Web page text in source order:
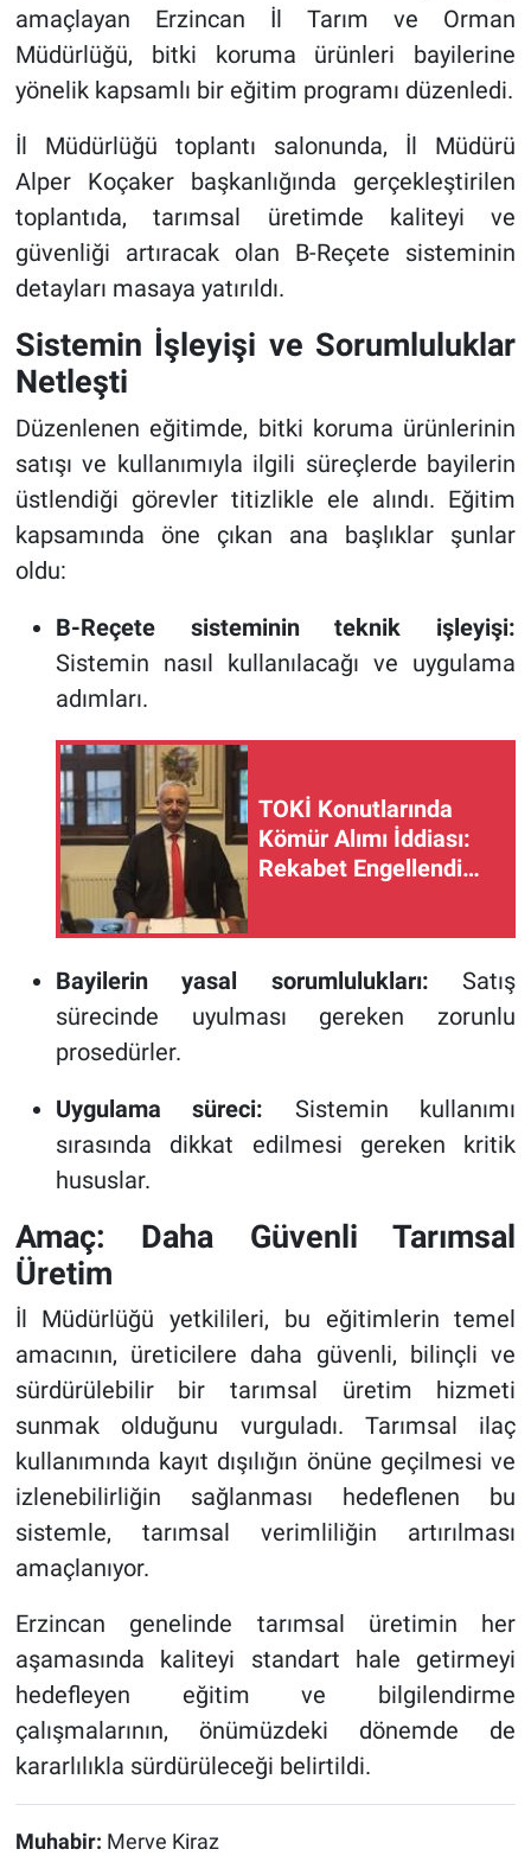
amaçlayan Erzincan İl Tarım ve Orman
Müdürlüğü, bitki koruma ürünleri bayilerine
yönelik kapsamlı bir eğitim programı düzenledi.
İl Müdürlüğü toplantı salonunda, İl Müdürü
Alper Koçaker başkanlığında gerçekleştirilen
toplantıda, tarımsal üretimde kaliteyi ve
güvenliği artıracak olan B-Reçete sisteminin
detayları masaya yatırıldı.
Sistemin İşleyişi ve Sorumluluklar
Netleşti
Düzenlenen eğitimde, bitki koruma ürünlerinin
satışı ve kullanımıyla ilgili süreçlerde bayilerin
üstlendiği görevler titizlikle ele alındı. Eğitim
kapsamında öne çıkan ana başlıklar şunlar
oldu:
B-Reçete sisteminin teknik işleyişi:
Sistemin nasıl kullanılacağı ve uygulama
adımları.
TOKİ Konutlarında
Kömür Alımı İddiası:
Rekabet Engellendi
Bayilerin yasal sorumlulukları: Satış
sürecinde uyulması gereken zorunlu
prosedürler.
Uygulama süreci: Sistemin kullanımı
sırasında dikkat edilmesi gereken kritik
hususlar.
Amaç: Daha Güvenli Tarımsal
Üretim
İl Müdürlüğü yetkilileri, bu eğitimlerin temel
amacının, üreticilere daha güvenli, bilinçli ve
sürdürülebilir bir tarımsal üretim hizmeti
sunmak olduğunu vurguladı. Tarımsal ilaç
kullanımında kayıt dışılığın önüne geçilmesi ve
izlenebilirliğin sağlanması hedeflenen bu
sistemle, tarımsal verimliliğin artırılması
amaçlanıyor.
Erzincan genelinde tarımsal üretimin her
aşamasında kaliteyi standart hale getirmeyi
hedefleyen eğitim ve bilgilendirme
çalışmalarının, önümüzdeki dönemde de
kararlılıkla sürdürüleceği belirtildi.
Muhabir: Merve Kiraz